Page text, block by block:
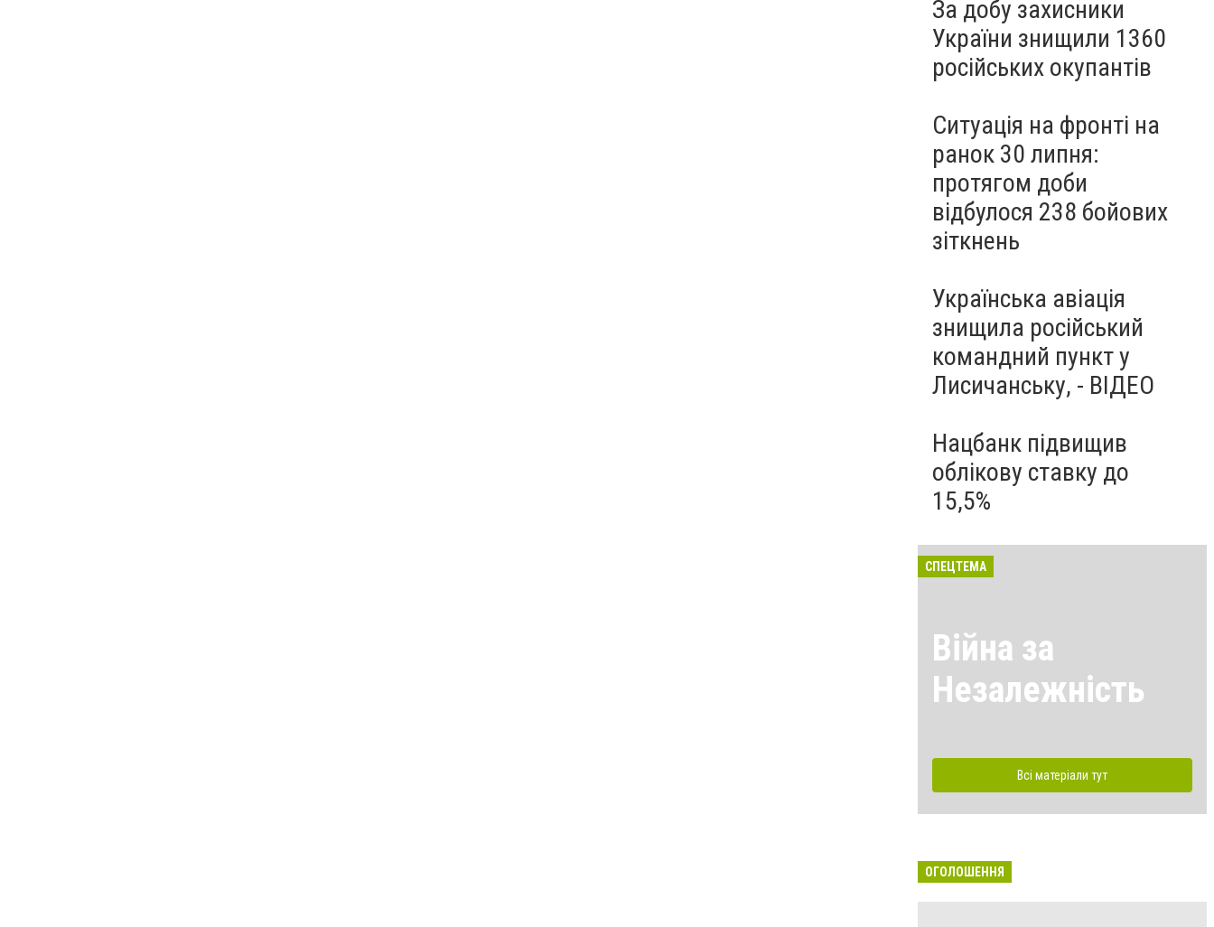
За добу захисники
України знищили 1360
російських окупантів
Ситуація на фронті на
ранок 30 липня:
протягом доби
відбулося 238 бойових
зіткнень
Українська авіація
знищила російський
командний пункт у
Лисичанську, - ВІДЕО
Нацбанк підвищив
облікову ставку до
15,5%
СПЕЦТЕМА
Війна за
Незалежність
Всі матеріали тут
ОГОЛОШЕННЯ